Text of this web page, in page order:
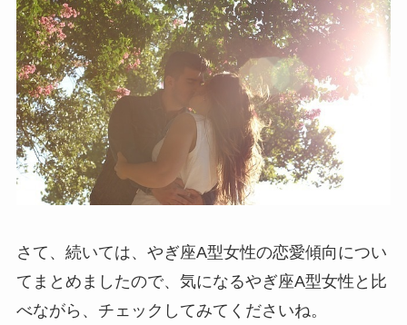
さて、続いては、やぎ座A型女性の恋愛傾向につい
てまとめましたので、気になるやぎ座A型女性と比
べながら、チェックしてみてくださいね。